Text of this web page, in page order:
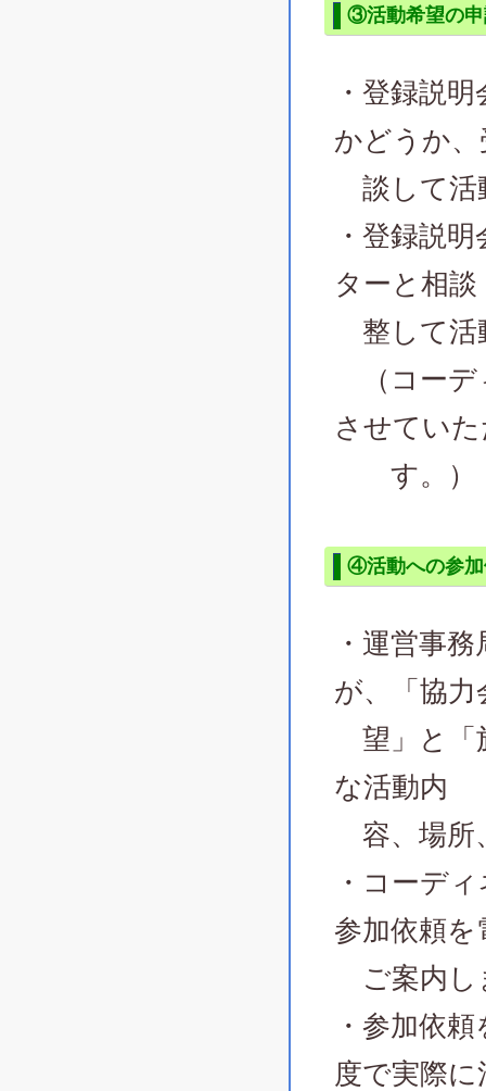
③活動希望の
・登録説
かどうか
談して活
・登録説
ターと相談
整して活
（コーデ
させてい
す。）
④活動への参
・運営事
が、「協力
望」と「
な活動内
容、場所
・コーデ
参加依頼を
ご案内し
・参加依
度で実際